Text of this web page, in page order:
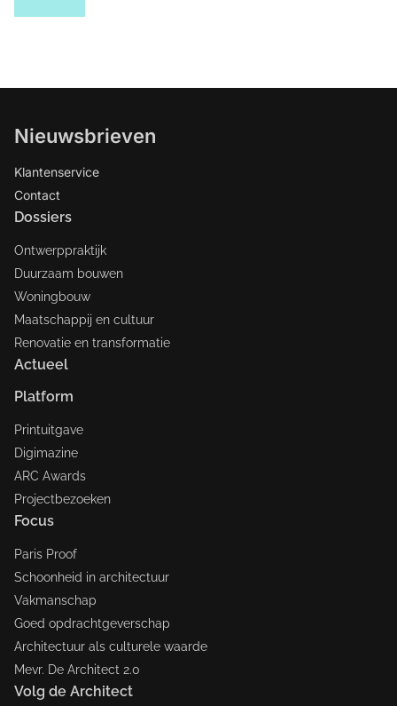
Nieuwsbrieven
Klantenservice
Contact
Dossiers
Ontwerppraktijk
Duurzaam bouwen
Woningbouw
Maatschappij en cultuur
Renovatie en transformatie
Actueel
Platform
Printuitgave
Digimazine
ARC Awards
Projectbezoeken
Focus
Paris Proof
Schoonheid in architectuur
Vakmanschap
Goed opdrachtgeverschap
Architectuur als culturele waarde
Mevr. De Architect 2.0
Volg de Architect